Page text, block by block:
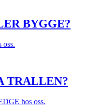
BYGGE?
oss.
TRALLEN?
hos oss.